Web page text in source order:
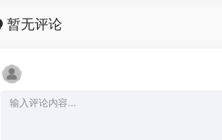
暂无评论